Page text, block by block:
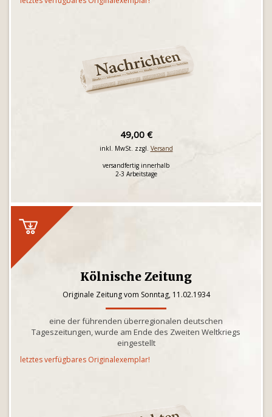
49,00 €
inkl. MwSt. zzgl. Versand
versandfertig innerhalb
2-3 Arbeitstage
Kölnische Zeitung
Originale Zeitung vom Sonntag, 11.02.1934
eine der führenden überregionalen deutschen
Tageszeitungen, wurde am Ende des Zweiten Weltkriegs
eingestellt
letztes verfügbares Originalexemplar!